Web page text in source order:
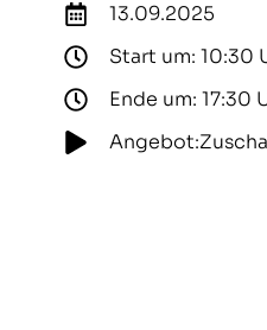
13.09.2025
Start um: 10:30
Ende um: 17:30